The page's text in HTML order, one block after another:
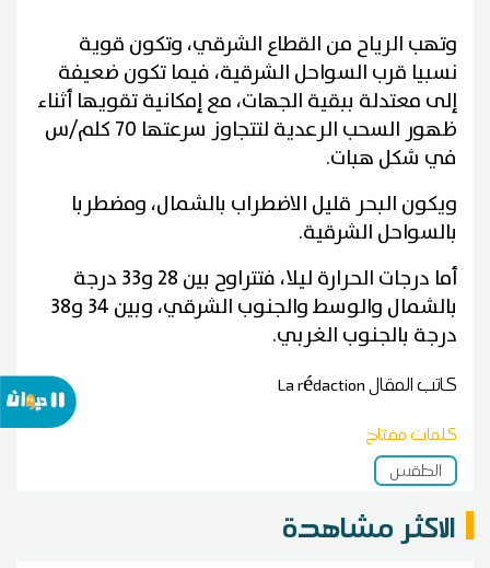
وتهب الرياح من القطاع الشرقي، وتكون قوية
نسبيا قرب السواحل الشرقية، فيما تكون ضعيفة
إلى معتدلة ببقية الجهات، مع إمكانية تقويها أثناء
ظهور السحب الرعدية لتتجاوز سرعتها 70 كلم/س
في شكل هبات.
ويكون البحر قليل الاضطراب بالشمال، ومضطربا
بالسواحل الشرقية.
أما درجات الحرارة ليلا، فتتراوح بين 28 و33 درجة
بالشمال والوسط والجنوب الشرقي، وبين 34 و38
درجة بالجنوب الغربي.
كاتب المقالLa rédaction
كلمات مفتاح
الطقس
الاكثر مشاهدة